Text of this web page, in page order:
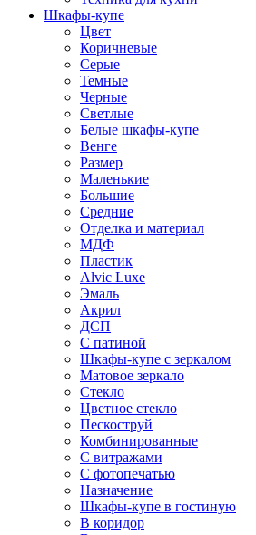
Шкафы-купе
Цвет
Коричневые
Серые
Темные
Черные
Светлые
Белые шкафы-купе
Венге
Размер
Маленькие
Большие
Средние
Отделка и материал
МДФ
Пластик
Alvic Luxe
Эмаль
Акрил
ДСП
С патиной
Шкафы-купе с зеркалом
Матовое зеркало
Стекло
Цветное стекло
Пескоструй
Комбинированные
С витражами
С фотопечатью
Назначение
Шкафы-купе в гостиную
В коридор